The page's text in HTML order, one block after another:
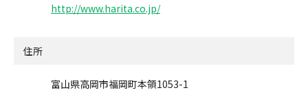
http://www.harita.co.jp/
住所
富山県高岡市福岡町本領1053-1